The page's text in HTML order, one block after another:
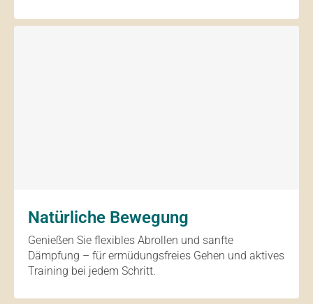
Natürliche Bewegung
Genießen Sie flexibles Abrollen und sanfte
Dämpfung – für ermüdungsfreies Gehen und aktives
Training bei jedem Schritt.